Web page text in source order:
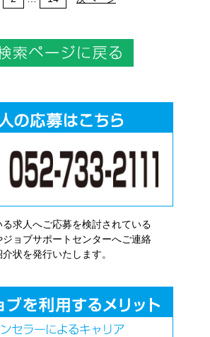
求人へご応募を検討されている
ョブサポートセンターへご連絡
状を発行いたします。